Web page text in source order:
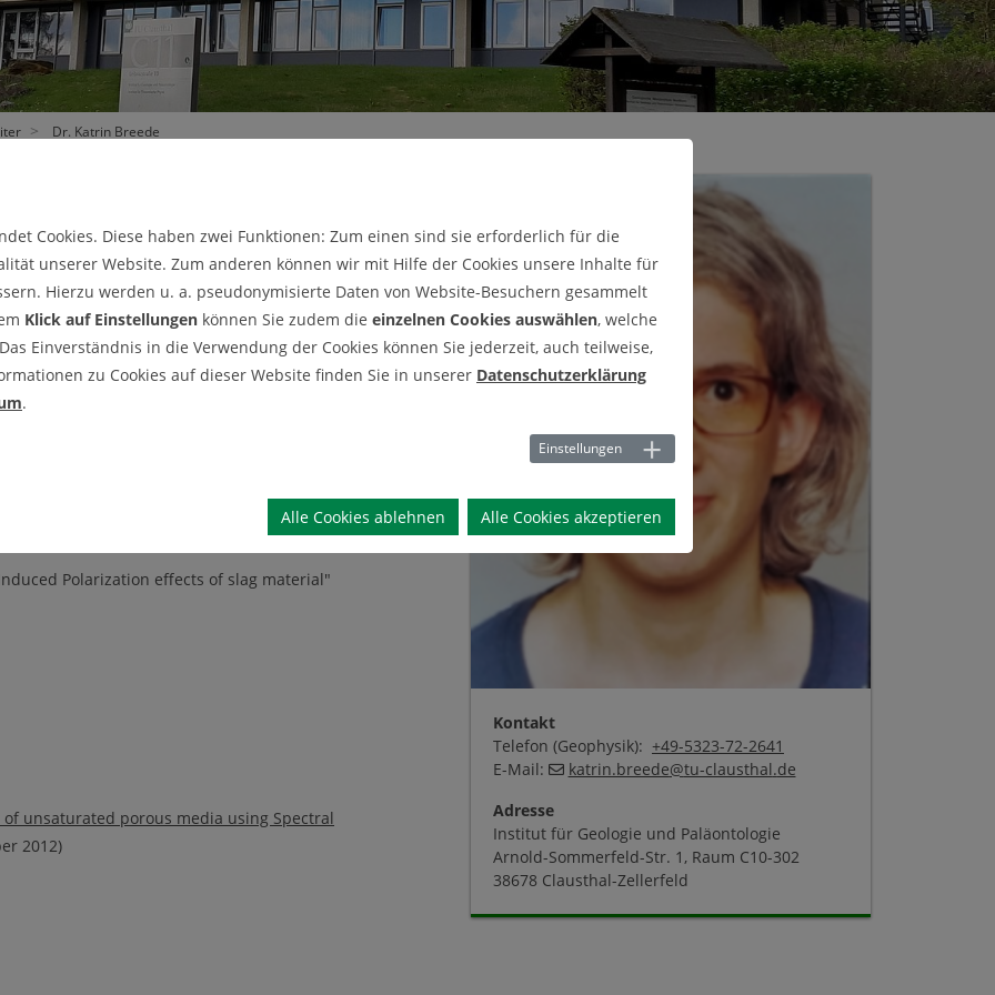
Prüfungsamt
Fachschaft
Studien- und Abschlussarbeiten
Semestertermine
Mensa
Sportinstitut
Geologische Lehrsammlungen
Keramikmosaik
Dr. Katrin Breede
Erdölgeologie. Im Zuge der
Systems Umbenennung der
Geothermie.
Arbeitsgruppe Angewandte Geophysik
von Herrn Prof. Andreas Weller als
Zusammenschlusses des Instituts für
wurde das Institut für Geophysik in
umgewandelt.
Polarization effects of slag material"
unsaturated porous media using Spectral
2012)
Kontakt
Telefon (Geophysik): +49-5323-72-2641
E-Mail:
katrin.breede@tu-clausthal.de
Adresse
Institut für Geologie und Paläontologie
Arnold-Sommerfeld-Str. 1, Raum C10-302
38678 Clausthal-Zellerfeld
Cookies. Diese haben zwei Funktionen: Zum einen sind sie erforderlich für die
unserer Website. Zum anderen können wir mit Hilfe der Cookies unsere Inhalte für
Hierzu werden u. a. pseudonymisierte Daten von Website-Besuchern gesammelt
Klick auf Einstellungen können Sie zudem die einzelnen Cookies auswählen, welche
Einverständnis in die Verwendung der Cookies können Sie jederzeit, auch teilweise,
zu Cookies auf dieser Website finden Sie in unserer Datenschutzerklärung
.
Einstellungen
Alle Cookies ablehnen Alle Cookies akzeptieren